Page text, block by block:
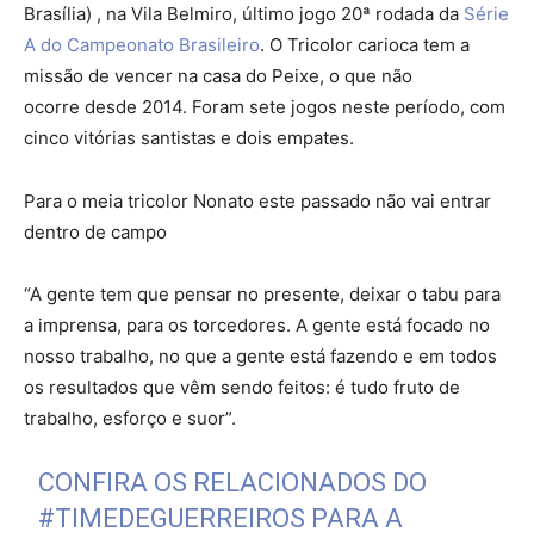
Brasília) , na Vila Belmiro, último jogo 20ª rodada da Série
A do Campeonato Brasileiro. O Tricolor carioca tem a
missão de vencer na casa do Peixe, o que não
ocorre desde 2014. Foram sete jogos neste período, com
cinco vitórias santistas e dois empates.
Para o meia tricolor Nonato este passado não vai entrar
dentro de campo
“A gente tem que pensar no presente, deixar o tabu para
a imprensa, para os torcedores. A gente está focado no
nosso trabalho, no que a gente está fazendo e em todos
os resultados que vêm sendo feitos: é tudo fruto de
trabalho, esforço e suor”.
CONFIRA OS RELACIONADOS DO
#TIMEDEGUERREIROS PARA A